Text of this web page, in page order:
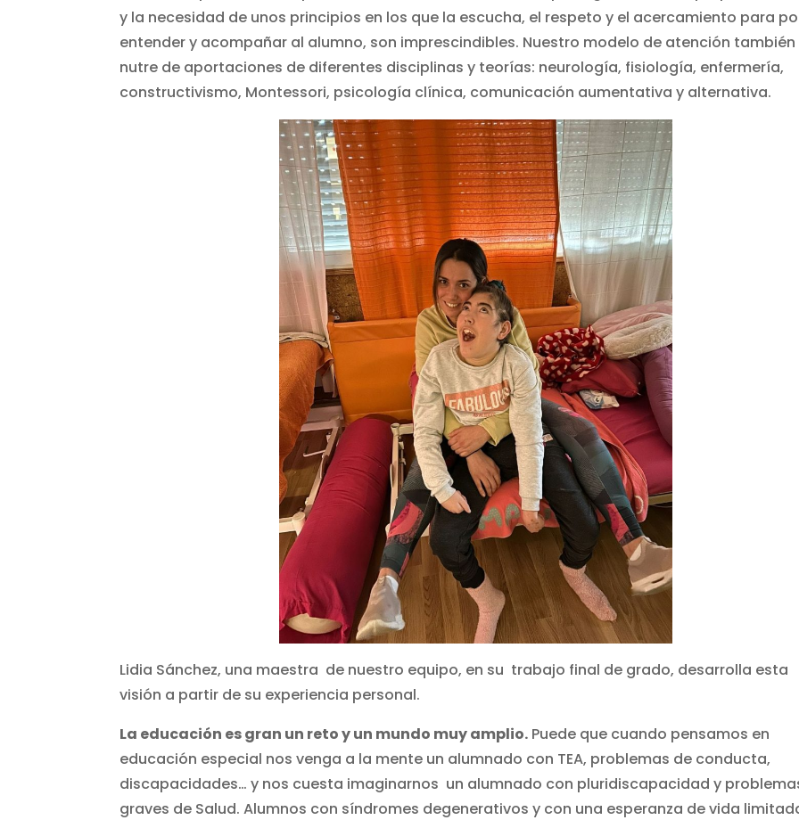
y la necesidad de unos principios en los que la escucha, el respeto y el acercamiento para
entender y acompañar al alumno, son imprescindibles. Nuestro modelo de atención también
nutre de aportaciones de diferentes disciplinas y teorías: neurología, fisiología, enfermería,
constructivismo, Montessori, psicología clínica, comunicación aumentativa y alternativa.
Lidia Sánchez, una maestra de nuestro equipo, en su trabajo final de grado, desarrolla esta
visión a partir de su experiencia personal.
La educación es gran un reto y un mundo muy amplio. Puede que cuando pensamos en
educación especial nos venga a la mente un alumnado con TEA, problemas de conducta,
discapacidades… y nos cuesta imaginarnos un alumnado con pluridiscapacidad y
graves de Salud. Alumnos con síndromes degenerativos y con una esperanza de vida